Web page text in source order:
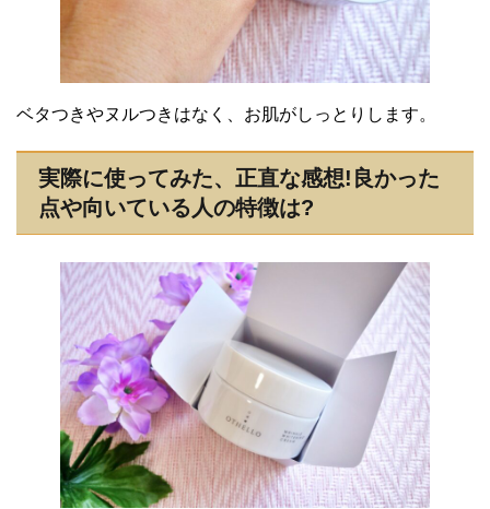
ベタつきやヌルつきはなく、お肌がしっとりします。
実際に使ってみた、正直な感想!良かった
点や向いている人の特徴は?